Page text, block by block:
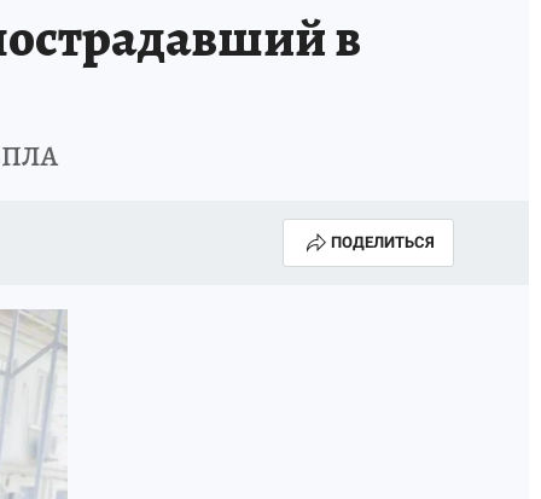
ДЕНЬ ПОБЕДЫ В САМАРЕ 2025 в
ПОДЕЛИТЬСЯ